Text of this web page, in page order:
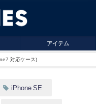
アイテム
対応ケース)
iPhone SE